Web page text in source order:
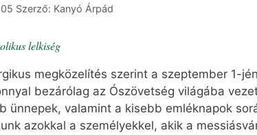
Szerző: Kanyó Árpád
lelkiség
megközelítés szerint a szeptember 1-
bezárólag az Ószövetség világába
ünnepek, valamint a kisebb emléknapok
azokkal a személyekkel, akik a